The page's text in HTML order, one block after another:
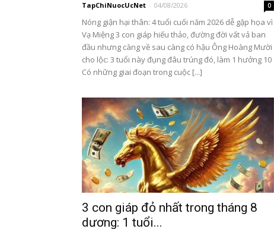
TapChiNuocUcNet - 04/08/2026 0
Nóng giận hại thân: 4 tuổi cuối năm 2026 dễ gặp họa vì
Vạ Miệng 3 con giáp hiếu thảo, đường đời vất vả ban
đầu nhưng càng về sau càng có hậu Ông Hoàng Mười
cho lộc: 3 tuổi này đụng đâu trúng đó, làm 1 hưởng 10
Có những giai đoạn trong cuộc [...]
3 con giáp đỏ nhất trong tháng 8
dương: 1 tuổi...